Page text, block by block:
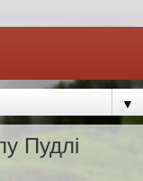
▼
Пудлі